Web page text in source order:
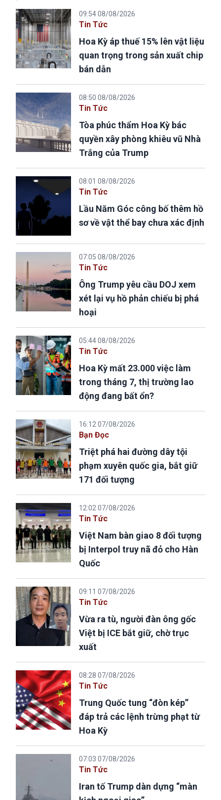
09:54 08/08/2026
Tin Tức
Hoa Kỳ áp thuế 15% lên vật liệu
quan trọng trong sản xuất chip
bán dẫn
08:50 08/08/2026
Tin Tức
Tòa phúc thẩm Hoa Kỳ bác
quyền xây phòng khiêu vũ Nhà
Trắng của Trump
08:01 08/08/2026
Tin Tức
Lầu Năm Góc công bố thêm hồ
sơ về vật thể bay chưa xác định
07:05 08/08/2026
Tin Tức
Ông Trump yêu cầu DOJ xem
xét lại vụ hồ phản chiếu bị phá
hoại
05:44 08/08/2026
Tin Tức
Hoa Kỳ mất 23.000 việc làm
trong tháng 7, thị trường lao
động đang bất ổn?
16:12 07/08/2026
Bạn Đọc
Triệt phá hai đường dây tội
phạm xuyên quốc gia, bắt giữ
171 đối tượng
12:02 07/08/2026
Tin Tức
Việt Nam bàn giao 8 đối tượng
bị Interpol truy nã đỏ cho Hàn
Quốc
09:11 07/08/2026
Tin Tức
Vừa ra tù, người đàn ông gốc
Việt bị ICE bắt giữ, chờ trục
xuất
08:28 07/08/2026
Tin Tức
Trung Quốc tung “đòn kép”
đáp trả các lệnh trừng phạt từ
Hoa Kỳ
07:03 07/08/2026
Tin Tức
Iran tố Trump dàn dựng “màn